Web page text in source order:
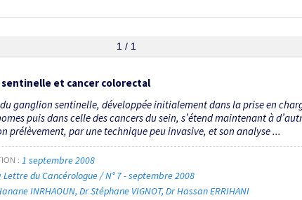
1 / 1
sentinelle et cancer colorectal
ganglion sentinelle, développée initialement dans la prise en
puis dans celle des cancers du sein, s’étend maintenant à
prélèvement, par une technique peu invasive, et son analyse ...
1 septembre 2008
Lettre du Cancérologue / N° 7 - septembre 2008
INRHAOUN Dr Stéphane VIGNOT Dr Hassan ERRIHANI